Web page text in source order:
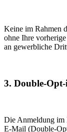
Keine im Rahmen
ohne Ihre
an gewerbliche
3. Double-
Die Anmeldung im
E-Mail (Double-